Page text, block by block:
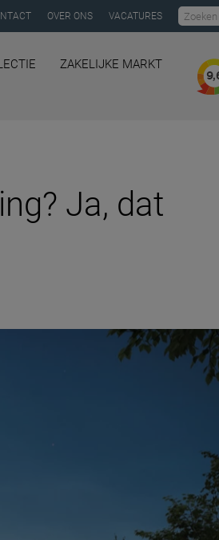
OVER ONS VACATURES
ZAKELIJKE MARKT
Ja, dat